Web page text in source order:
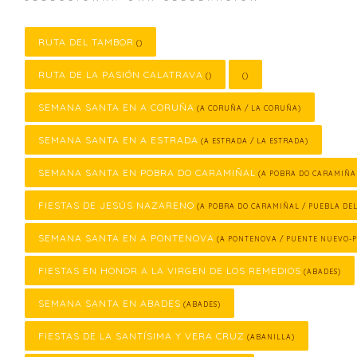
RUTA DEL TAMBOR ()
RUTA DE LA PASIÓN CALATRAVA () ()
SEMANA SANTA EN A CORUÑA (A CORUÑA / LA CORUÑA)
SEMANA SANTA EN A ESTRADA (A ESTRADA / LA ESTRADA)
SEMANA SANTA EN POBRA DO CARAMIÑAL (A POBRA DO
FIESTAS DE JESÚS NAZARENO (A POBRA DO CARAMIÑAL / PUEBLA
SEMANA SANTA EN A PONTENOVA (A PONTENOVA / PUENTE NUEVO-
FIESTAS EN HONOR A LA VIRGEN DE LOS REMEDIOS (ABADES)
SEMANA SANTA EN ABADES (ABADES)
FIESTAS DE LA SANTÍSIMA Y VERA CRUZ (ABANILLA)